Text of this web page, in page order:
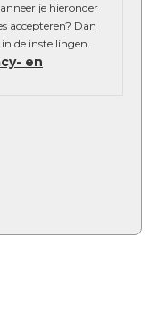
je hieronder
accepteren? Dan
de instellingen.
en